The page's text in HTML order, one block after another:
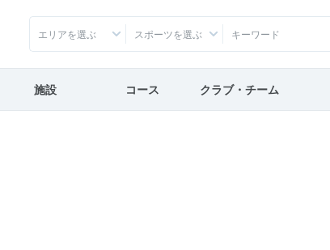
エリアを選ぶ スポーツを選ぶ
施設 コース クラブ・チーム